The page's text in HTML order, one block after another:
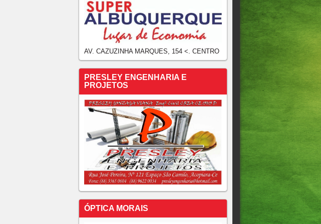
AV. CAZUZINHA MARQUES, 154 <. CENTRO
PRESLEY ENGENHARIA E
PROJETOS
ÓPTICA MORAIS